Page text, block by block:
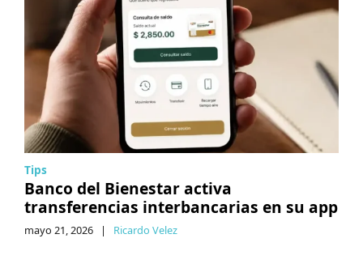
Tips
Banco del Bienestar activa
transferencias interbancarias en su app
mayo 21, 2026 | Ricardo Velez